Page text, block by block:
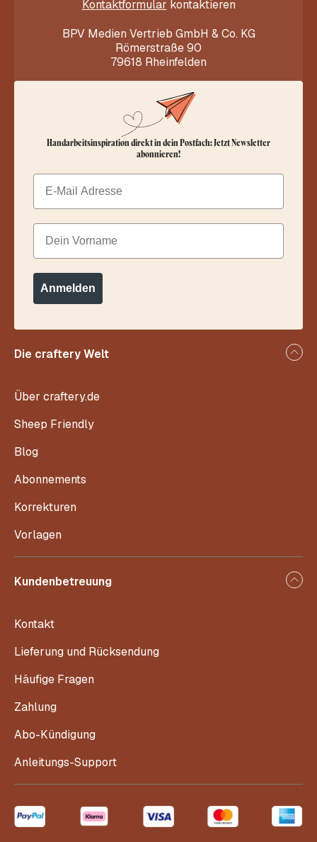
Kontaktformular kontaktieren
BPV Medien Vertrieb GmbH & Co. KG
Römerstraße 90
79618 Rheinfelden
Die craftery Welt
Über craftery.de
Sheep Friendly
Blog
Abonnements
Korrekturen
Vorlagen
Kundenbetreuung
Kontakt
Lieferung und Rücksendung
Häufige Fragen
Zahlung
Abo-Kündigung
Anleitungs-Support
Handarbeitsinspiration direkt in dein Postfach: Jetzt Newsletter
abonnieren!
Email
Dein Vorname
Anmelden